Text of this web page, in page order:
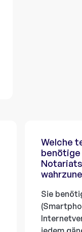
Welche
benötige
Sie